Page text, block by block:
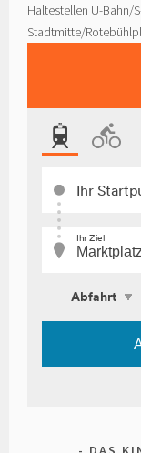
Haltestellen U-Bahn/
Stadtmitte/